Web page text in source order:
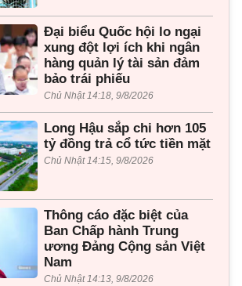
Đại biểu Quốc hội lo ngại
xung đột lợi ích khi ngân
hàng quản lý tài sản đảm
bảo trái phiếu
Chủ Nhật 14:18, 9/8/2026
Long Hậu sắp chi hơn 105
tỷ đồng trả cổ tức tiền mặt
Chủ Nhật 14:15, 9/8/2026
Thông cáo đặc biệt của
Ban Chấp hành Trung
ương Đảng Cộng sản Việt
Nam
Chủ Nhật 14:13, 9/8/2026